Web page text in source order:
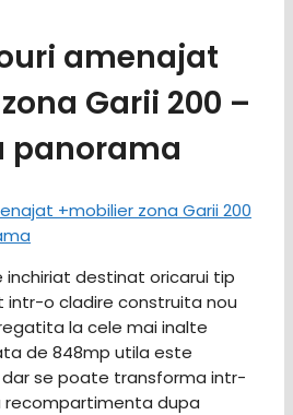
amenajat
Garii 200 –
panorama
inchiriat destinat oricarui tip
o cladire construita nou
la cele mai inalte
de 848mp utila este
se poate transforma intr-
recompartimenta dupa